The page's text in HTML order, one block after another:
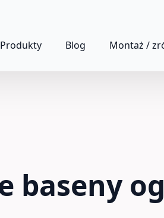
Produkty Blog Montaż /
baseny